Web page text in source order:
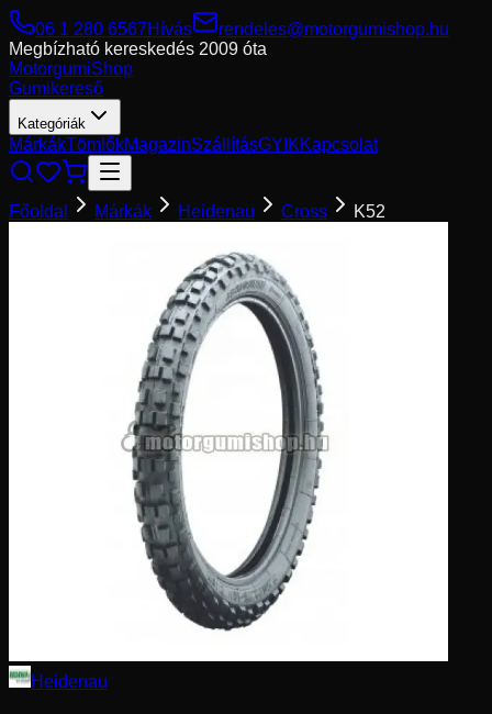
06 1 280 6567Hívás
rendeles@motorgumishop.hu
Megbízható kereskedés 2009 óta
MotorgumiShop
Gumikereső
Kategóriák
MárkákTömlőkMagazinSzállításGYIKKapcsolat
Főoldal Márkák Heidenau Cross K52
Heidenau